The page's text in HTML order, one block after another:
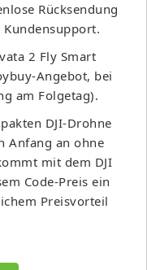
Rücksendung
2 Fly Smart
Angebot, bei
am Folgetag).
DJI-Drohne
Anfang an ohne
mit dem DJI
Code-Preis ein
Preisvorteil